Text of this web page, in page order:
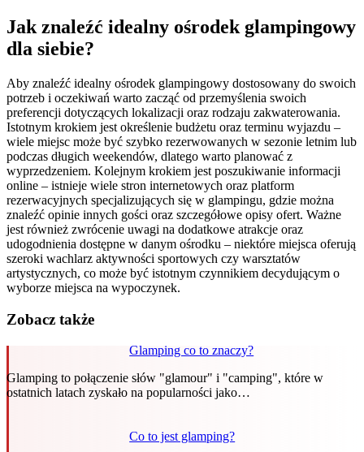
Jak znaleźć idealny ośrodek glampingowy
dla siebie?
Aby znaleźć idealny ośrodek glampingowy dostosowany do swoich
potrzeb i oczekiwań warto zacząć od przemyślenia swoich
preferencji dotyczących lokalizacji oraz rodzaju zakwaterowania.
Istotnym krokiem jest określenie budżetu oraz terminu wyjazdu –
wiele miejsc może być szybko rezerwowanych w sezonie letnim lub
podczas długich weekendów, dlatego warto planować z
wyprzedzeniem. Kolejnym krokiem jest poszukiwanie informacji
online – istnieje wiele stron internetowych oraz platform
rezerwacyjnych specjalizujących się w glampingu, gdzie można
znaleźć opinie innych gości oraz szczegółowe opisy ofert. Ważne
jest również zwrócenie uwagi na dodatkowe atrakcje oraz
udogodnienia dostępne w danym ośrodku – niektóre miejsca oferują
szeroki wachlarz aktywności sportowych czy warsztatów
artystycznych, co może być istotnym czynnikiem decydującym o
wyborze miejsca na wypoczynek.
Zobacz także
Glamping co to znaczy?
Glamping to połączenie słów "glamour" i "camping", które w
ostatnich latach zyskało na popularności jako…
Co to jest glamping?